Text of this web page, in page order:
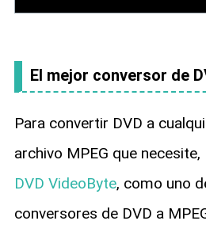
El mejor conversor de
Para convertir DVD a
archivo MPEG que necesite,
DVD VideoByte, como uno
conversores de DVD a